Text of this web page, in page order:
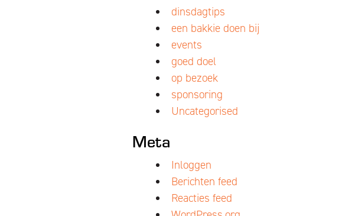
dinsdagtips
een bakkie doen bij
events
goed doel
op bezoek
sponsoring
Uncategorised
Meta
Inloggen
Berichten feed
Reacties feed